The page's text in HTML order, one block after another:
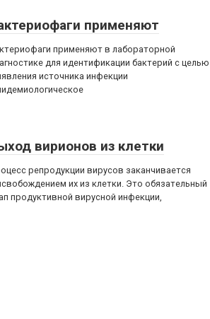
применяют
применяют в лабораторной
для идентификации бактерий с целью
источника инфекции
вирионов из клетки
репродукции вирусов заканчивается
их из клетки. Это обязательный
продуктивной вирусной инфекции,